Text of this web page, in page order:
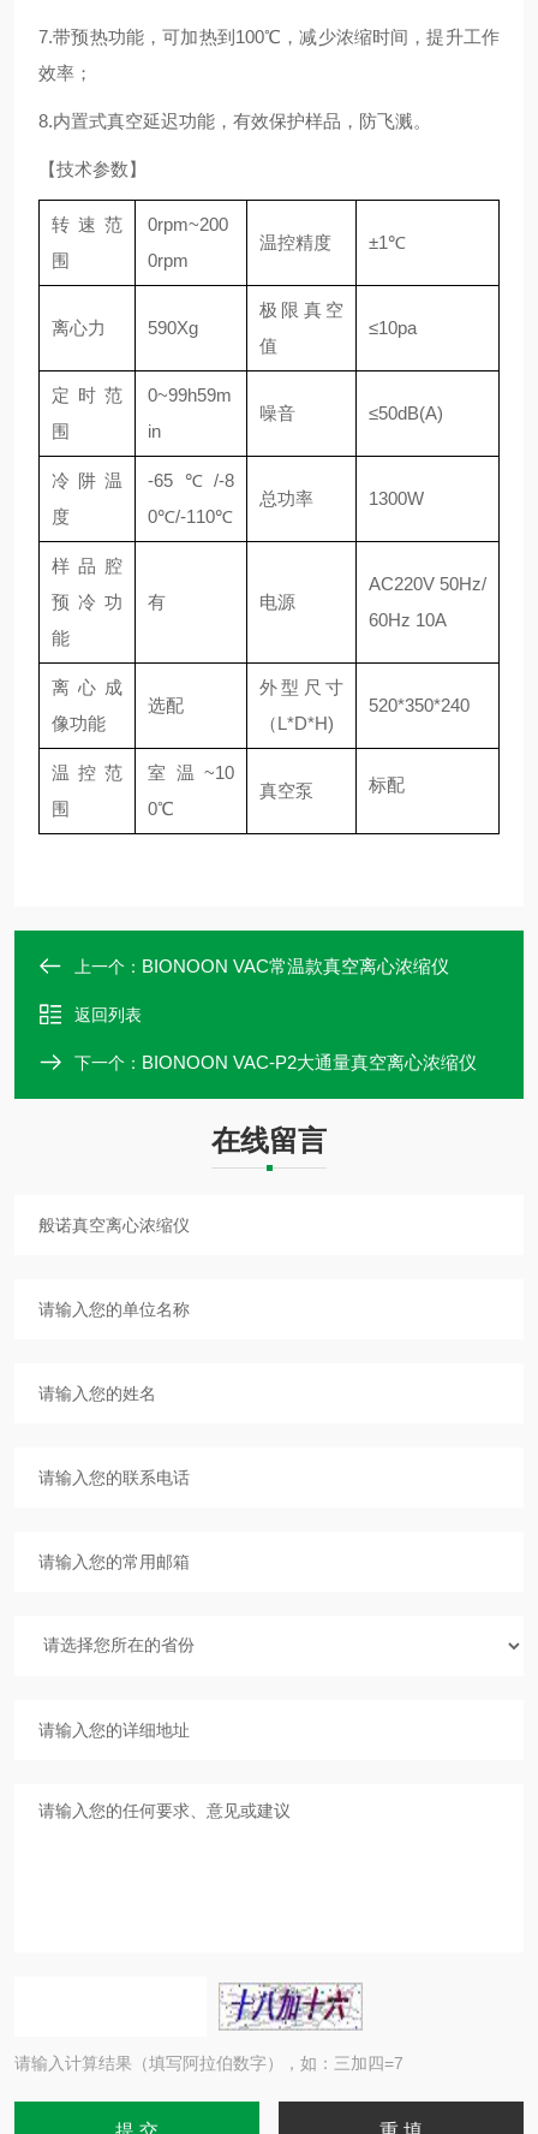
7.带预热功能，可加热到100℃，减少浓缩时间，提升工作
效率；
8.内置式真空延迟功能，有效保护样品，防飞溅。
【技术参数】
转速范
围
0rpm~200
0rpm
温控精度 ±1℃
离心力 590Xg
极限真空
值
≤10pa
定时范
围
0~99h59m
in
噪音 ≤50dB(A)
冷阱温
度
-65℃/-8
0℃/-110℃
总功率 1300W
样品腔
预冷功
能
有 电源
AC220V 50Hz/
60Hz 10A
离心成
像功能
选配
外型尺寸
（L*D*H)
520*350*240
温控范
围
室温~10
0℃
真空泵 标配
上一个： BIONOON VAC常温款真空离心浓缩仪
返回列表
下一个： BIONOON VAC-P2大通量真空离心浓缩仪
在线留言
请输入计算结果（填写阿拉伯数字），如：三加四=7